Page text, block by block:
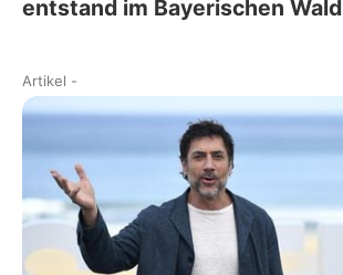
entstand im Bayerischen Wald
Artikel -